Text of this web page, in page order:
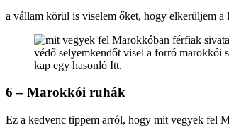
a vállam körül is viselem őket, hogy elkerüljem
védő selyemkendőt visel a forró marokkói
kap egy hasonló Itt.
6 – Marokkói ruhák
Ez a kedvenc tippem arról, hogy mit vegyek fel